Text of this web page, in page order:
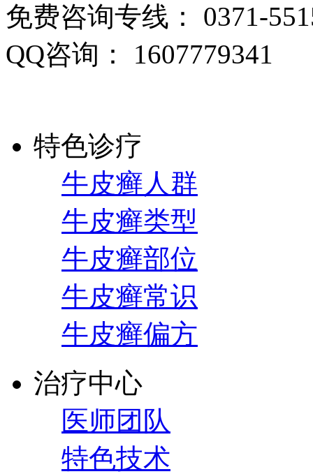
免费咨询专线： 0371-
QQ咨询： 1607779341
特色诊疗
牛皮癣人群
牛皮癣类型
牛皮癣部位
牛皮癣常识
牛皮癣偏方
治疗中心
医师团队
特色技术